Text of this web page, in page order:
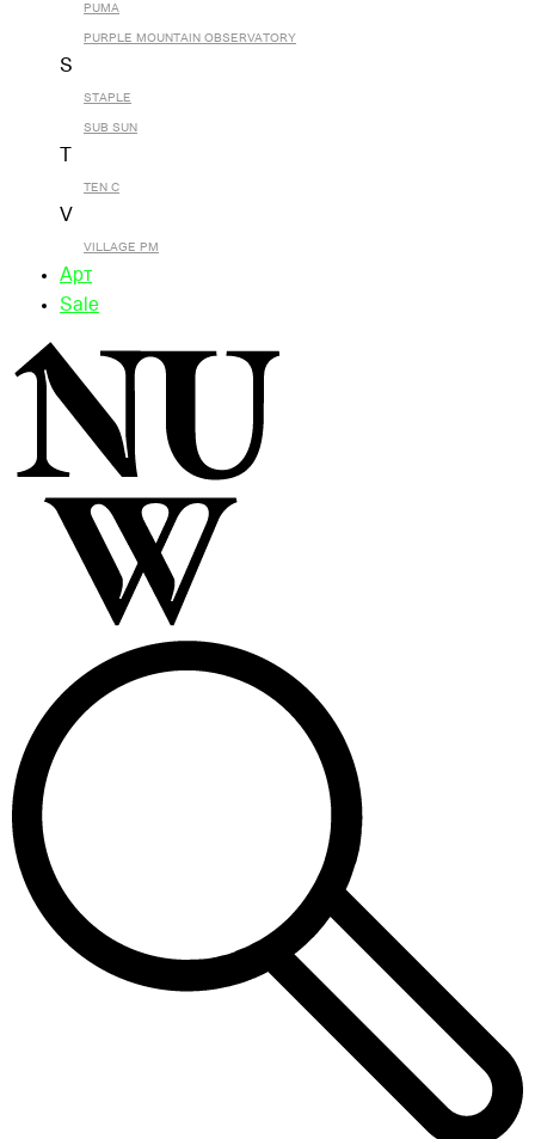
PUMA
PURPLE MOUNTAIN OBSERVATORY
S
STAPLE
SUB SUN
TEN C
V
VILLAGE PM
Арт
Sale